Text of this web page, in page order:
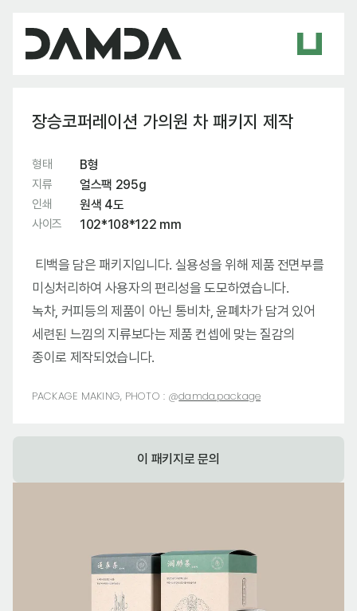
장승코퍼레이션 가의원 차 패키지 제작
형태 B형
지류 얼스팩 295g
인쇄 원색 4도
사이즈 102*108*122 mm
티백을 담은 패키지입니다. 실용성을 위해 제품 전면부를
미싱처리하여 사용자의 편리성을 도모하였습니다.
녹차, 커피등의 제품이 아닌 통비차, 윤폐차가 담겨 있어
세련된 느낌의 지류보다는 제품 컨셉에 맞는 질감의
종이로 제작되었습니다.
PACKAGE MAKING, PHOTO : @damda.package
이 패키지로 문의